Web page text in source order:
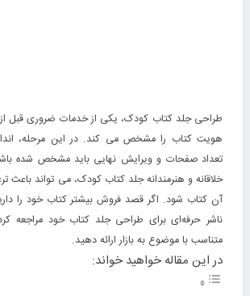
طراحی جلد کتاب کودک، یکی از خدمات ضروری قبل
هویت کتاب را مشخص می کند. در این مرحله،
تعداد صفحات و ویرایش نهایی باید مشخص شده
خلاقانه و هنرمندانه جلد کتاب کودک، می تواند باعث
آن کتاب شود. اگر قصد فروش بیشتر کتاب خود را
ناشر حرفه‌ای برای طراحی جلد کتاب خود مراجعه
متناسب با موضوع به بازار ارائه دهید.
در این مقاله خواهید خواند: